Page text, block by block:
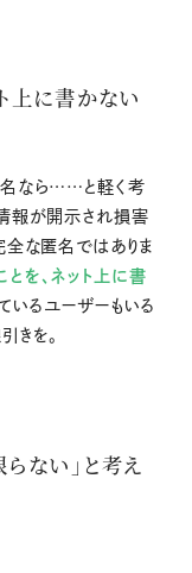
上に書かない
名なら……と軽く考
報が開示され損害
全な匿名ではありま
を、ネット上に書
いるユーザーもいる
きを。
ない」と考え